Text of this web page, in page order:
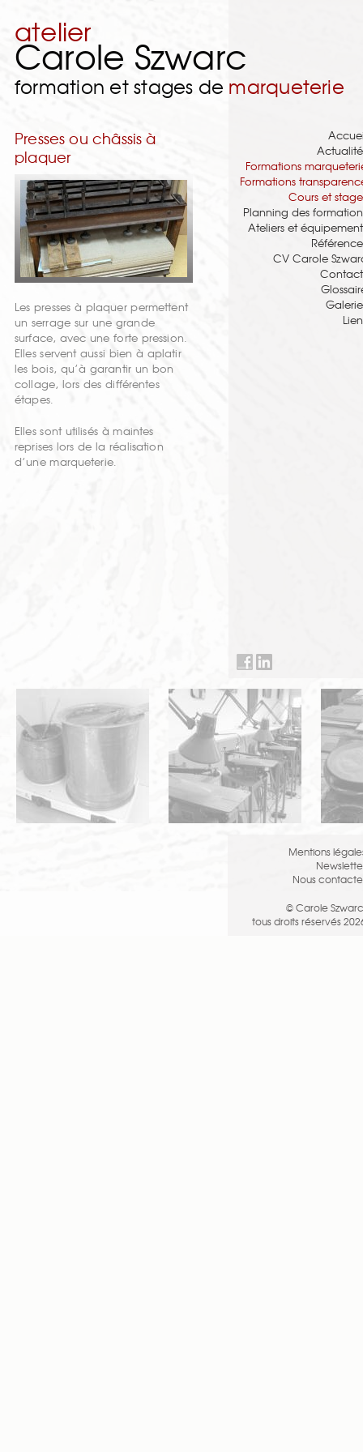
atelier
Carole Szwarc
formation et stages de marqueterie
Presses ou châssis à
plaquer
Les presses à plaquer permettent
un serrage sur une grande
surface, avec une forte pression.
Elles servent aussi bien à aplatir
les bois, qu’à garantir un bon
collage, lors des différentes
étapes.
Elles sont utilisés à maintes
reprises lors de la réalisation
d’une marqueterie.
Formations
Formations
Cours et
Planning des
Ateliers et
CV Carole
Mentions
Nous
© Carole
tous droits réservés